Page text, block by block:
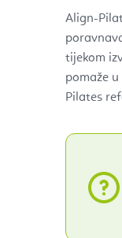
Align-
tijekom
pomaže
Pilates